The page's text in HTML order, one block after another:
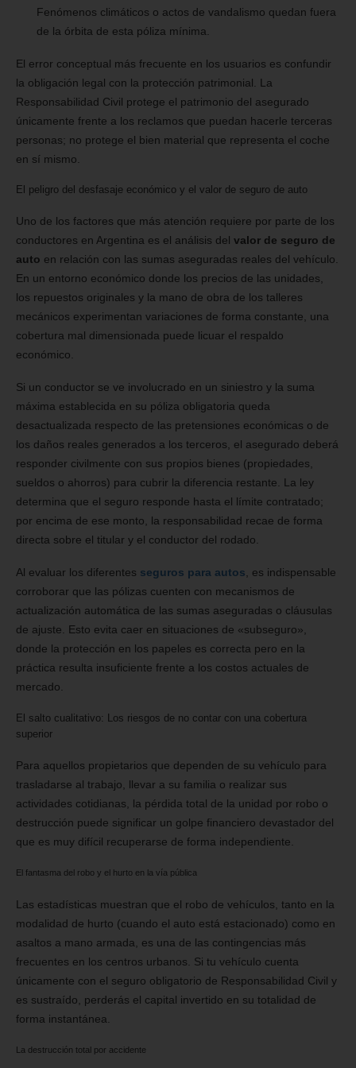
Fenómenos climáticos o actos de vandalismo quedan fuera
de la órbita de esta póliza mínima.
El error conceptual más frecuente en los usuarios es confundir
la obligación legal con la protección patrimonial. La
Responsabilidad Civil protege el patrimonio del asegurado
únicamente frente a los reclamos que puedan hacerle terceras
personas; no protege el bien material que representa el coche
en sí mismo.
El peligro del desfasaje económico y el valor de seguro de auto
Uno de los factores que más atención requiere por parte de los
conductores en Argentina es el análisis del valor de seguro de
auto en relación con las sumas aseguradas reales del vehículo.
En un entorno económico donde los precios de las unidades,
los repuestos originales y la mano de obra de los talleres
mecánicos experimentan variaciones de forma constante, una
cobertura mal dimensionada puede licuar el respaldo
económico.
Si un conductor se ve involucrado en un siniestro y la suma
máxima establecida en su póliza obligatoria queda
desactualizada respecto de las pretensiones económicas o de
los daños reales generados a los terceros, el asegurado deberá
responder civilmente con sus propios bienes (propiedades,
sueldos o ahorros) para cubrir la diferencia restante. La ley
determina que el seguro responde hasta el límite contratado;
por encima de ese monto, la responsabilidad recae de forma
directa sobre el titular y el conductor del rodado.
Al evaluar los diferentes seguros para autos, es indispensable
corroborar que las pólizas cuenten con mecanismos de
actualización automática de las sumas aseguradas o cláusulas
de ajuste. Esto evita caer en situaciones de «subseguro»,
donde la protección en los papeles es correcta pero en la
práctica resulta insuficiente frente a los costos actuales de
mercado.
El salto cualitativo: Los riesgos de no contar con una cobertura
superior
Para aquellos propietarios que dependen de su vehículo para
trasladarse al trabajo, llevar a su familia o realizar sus
actividades cotidianas, la pérdida total de la unidad por robo o
destrucción puede significar un golpe financiero devastador del
que es muy difícil recuperarse de forma independiente.
El fantasma del robo y el hurto en la vía pública
Las estadísticas muestran que el robo de vehículos, tanto en la
modalidad de hurto (cuando el auto está estacionado) como en
asaltos a mano armada, es una de las contingencias más
frecuentes en los centros urbanos. Si tu vehículo cuenta
únicamente con el seguro obligatorio de Responsabilidad Civil y
es sustraído, perderás el capital invertido en su totalidad de
forma instantánea.
La destrucción total por accidente